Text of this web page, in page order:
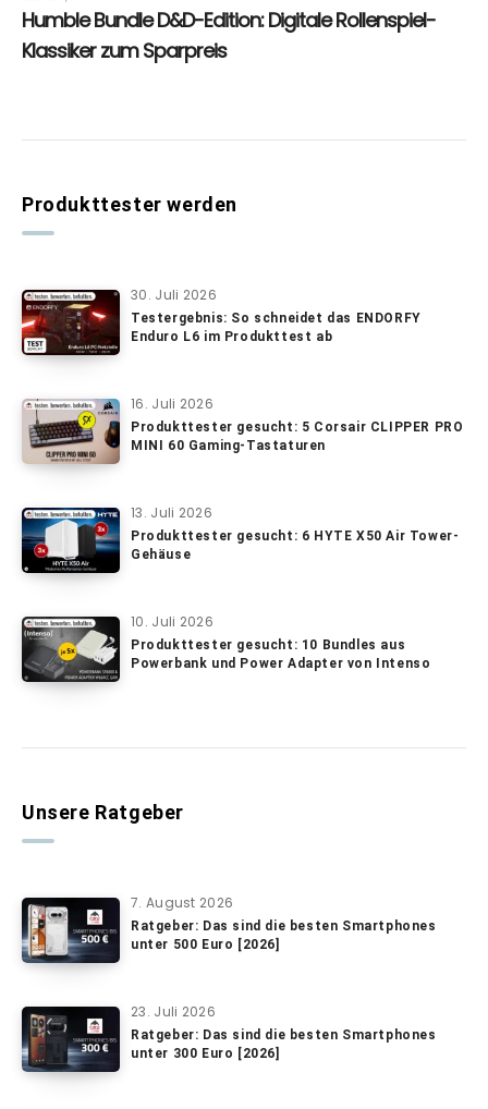
Produkttester werden
30. Juli 2026
Testergebnis: So schneidet das ENDORFY
Enduro L6 im Produkttest ab
16. Juli 2026
Produkttester gesucht: 5 Corsair CLIPPER PRO
MINI 60 Gaming-Tastaturen
13. Juli 2026
Produkttester gesucht: 6 HYTE X50 Air Tower-
Gehäuse
10. Juli 2026
Produkttester gesucht: 10 Bundles aus
Powerbank und Power Adapter von Intenso
Unsere Ratgeber
7. August 2026
Ratgeber: Das sind die besten Smartphones
unter 500 Euro [2026]
23. Juli 2026
Ratgeber: Das sind die besten Smartphones
unter 300 Euro [2026]